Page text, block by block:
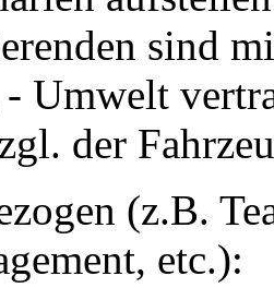
sind
- Umwelt
der
(z.B.
etc.):